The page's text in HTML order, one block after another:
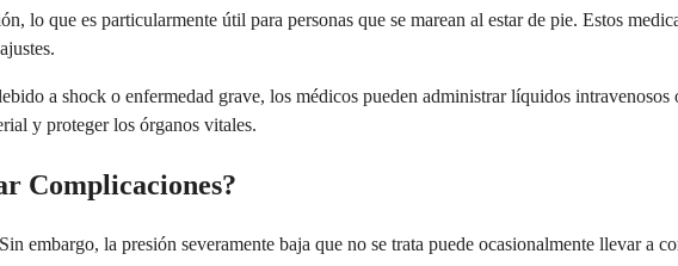
lo que es particularmente útil para personas que se marean al estar de pie. Estos
a shock o enfermedad grave, los médicos pueden administrar líquidos
y proteger los órganos vitales.
Complicaciones?
embargo, la presión severamente baja que no se trata puede ocasionalmente llevar a